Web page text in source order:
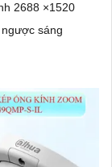
2688 ×1520
sáng